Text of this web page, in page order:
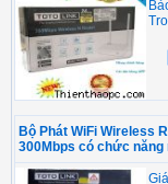
Bộ Phát WiFi Wireless
300Mbps có chức năng